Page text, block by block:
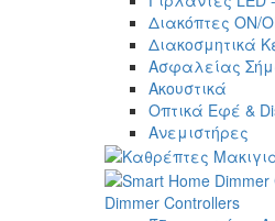
Διακόπτες ON/
Διακοσμητικά
Ασφαλείας
Ακουστικά
Οπτικά Εφέ &
Ανεμιστήρες
Dimmer Controllers